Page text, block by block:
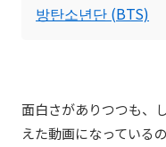
방탄소년단 (BTS)
面白さがありつつも、
えた動画になっている